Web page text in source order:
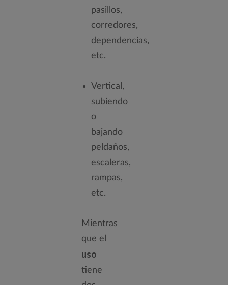
pasillos,
corredores,
dependencias,
etc.
Vertical,
subiendo
o
bajando
peldaños,
escaleras,
rampas,
etc.
Mientras
que el
uso
tiene